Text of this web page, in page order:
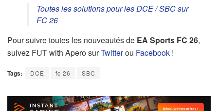
Toutes les solutions pour les DCE / SBC sur
FC 26
Pour suivre toutes les nouveautés de EA Sports FC 26,
suivez FUT with Apero surTwitterou Facebook !
Tags: DCE fc 26 SBC